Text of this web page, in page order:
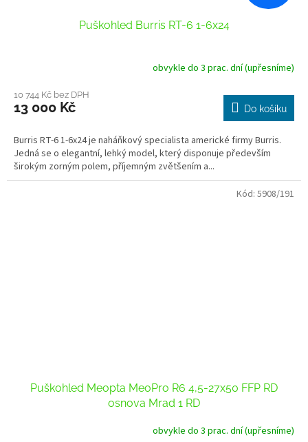
Puškohled Burris RT-6 1-6x24
produktu
je
z
5
hvězdiček.
obvykle do 3 prac. dní (upřesníme)
10 744 Kč bez DPH
13 000 Kč Do košíku
Burris RT-6 1-6x24 je naháňkový specialista americké firmy Burris.
Jedná se o elegantní, lehký model, který disponuje především
širokým zorným polem, příjemným zvětšením a...
Puškohled Meopta MeoPro R6 4,5-27x50 FFP RD
osnova Mrad 1 RD
obvykle do 3 prac. dní (upřesníme)
Kód: 5908/191